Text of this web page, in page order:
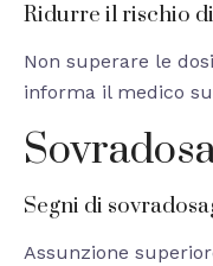
Ridurre il rischio
Non superare le
informa il medico
Segni di
Assunzione